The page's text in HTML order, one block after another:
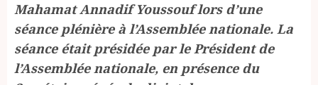
Mahamat Annadif Youssouf lors d’une
séance plénière à l’Assemblée nationale. La
séance était présidée par le Président de
l’Assemblée nationale, en présence du